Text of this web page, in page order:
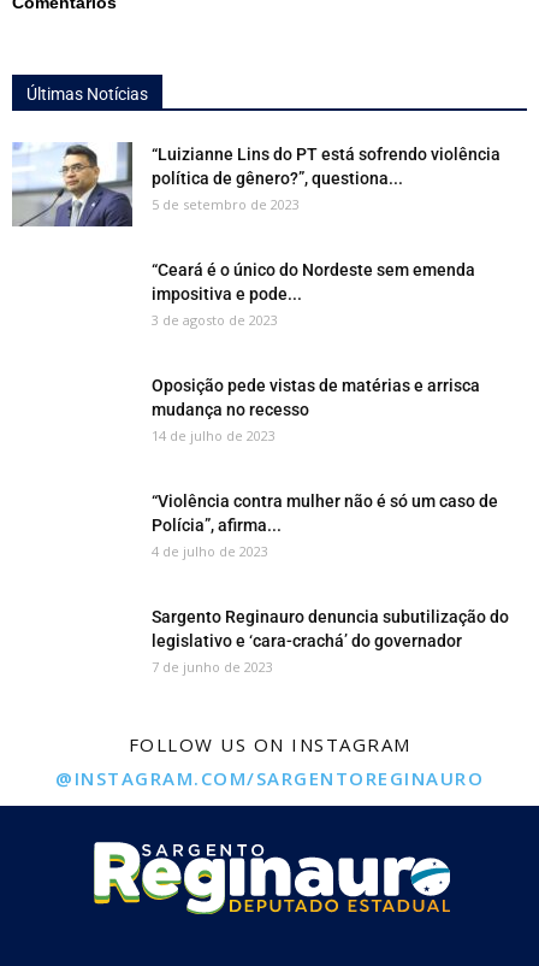
Últimas Notícias
“Luizianne Lins do PT está sofrendo violência
política de gênero?”, questiona...
5 de setembro de 2023
“Ceará é o único do Nordeste sem emenda
impositiva e pode...
3 de agosto de 2023
Oposição pede vistas de matérias e arrisca
mudança no recesso
14 de julho de 2023
“Violência contra mulher não é só um caso de
Polícia”, afirma...
4 de julho de 2023
Sargento Reginauro denuncia subutilização do
legislativo e ‘cara-crachá’ do governador
7 de junho de 2023
FOLLOW US ON INSTAGRAM
@INSTAGRAM.COM/SARGENTOREGINAURO